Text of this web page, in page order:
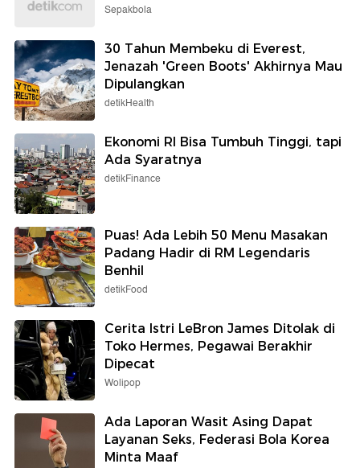
Sepakbola
30 Tahun Membeku di Everest,
Jenazah 'Green Boots' Akhirnya Mau
Dipulangkan
detikHealth
Ekonomi RI Bisa Tumbuh Tinggi, tapi
Ada Syaratnya
detikFinance
Puas! Ada Lebih 50 Menu Masakan
Padang Hadir di RM Legendaris
Benhil
detikFood
Cerita Istri LeBron James Ditolak di
Toko Hermes, Pegawai Berakhir
Dipecat
Wolipop
Ada Laporan Wasit Asing Dapat
Layanan Seks, Federasi Bola Korea
Minta Maaf